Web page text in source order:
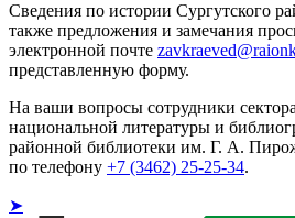
Сведения по истории Сургутского
также предложения и замечания
электронной почте
представленную форму.
На ваши вопросы сотрудники
национальной литературы и
районной библиотеки им. Г. А.
по телефону +7 (3462) 25-25-34.
➤